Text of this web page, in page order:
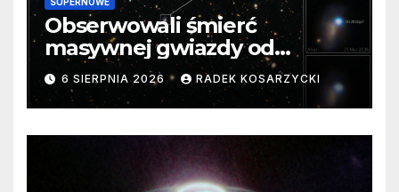
Obserwowali śmierć
masywnej gwiazdy od
samego początku. Niezwykle
cenne dane
6 SIERPNIA 2026 RADEK KOSARZYCKI